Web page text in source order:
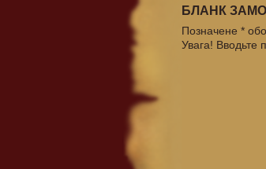
БЛАНК
Позначене *
Увага! Вводьте